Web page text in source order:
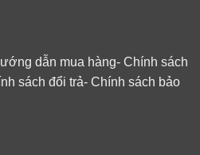
dẫn mua hàng- Chính sách
sách đổi trả- Chính sách bảo